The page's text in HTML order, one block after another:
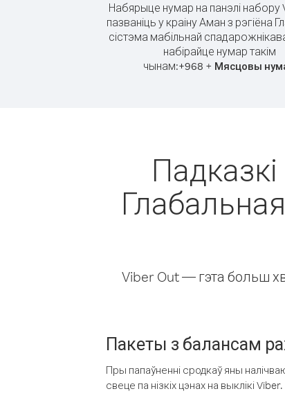
Набярыце нумар на панэлі набору
пазваніць у краіну Аман з рэгіёна
сістэма мабільнай
набірайце нумар такім
чынам:+968 + Мясцовы
Viber Out — гэта больш
Пакеты з балансам
Пры папаўненні сродкаў яны
свеце па нізкіх цэнах на выклікі Viber.